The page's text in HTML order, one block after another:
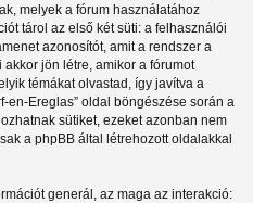
melyek a fórum használatához
tárol az első két süti: a felhasználói
azonosítót, amit a rendszer a
jön létre, amikor a fórumot
témákat olvastad, így javítva a
en-Ereglas” oldal böngészése során a
sütiket, ezeket azonban nem
a phpBB által létrehozott oldalakkal
generál, az maga az interakció: